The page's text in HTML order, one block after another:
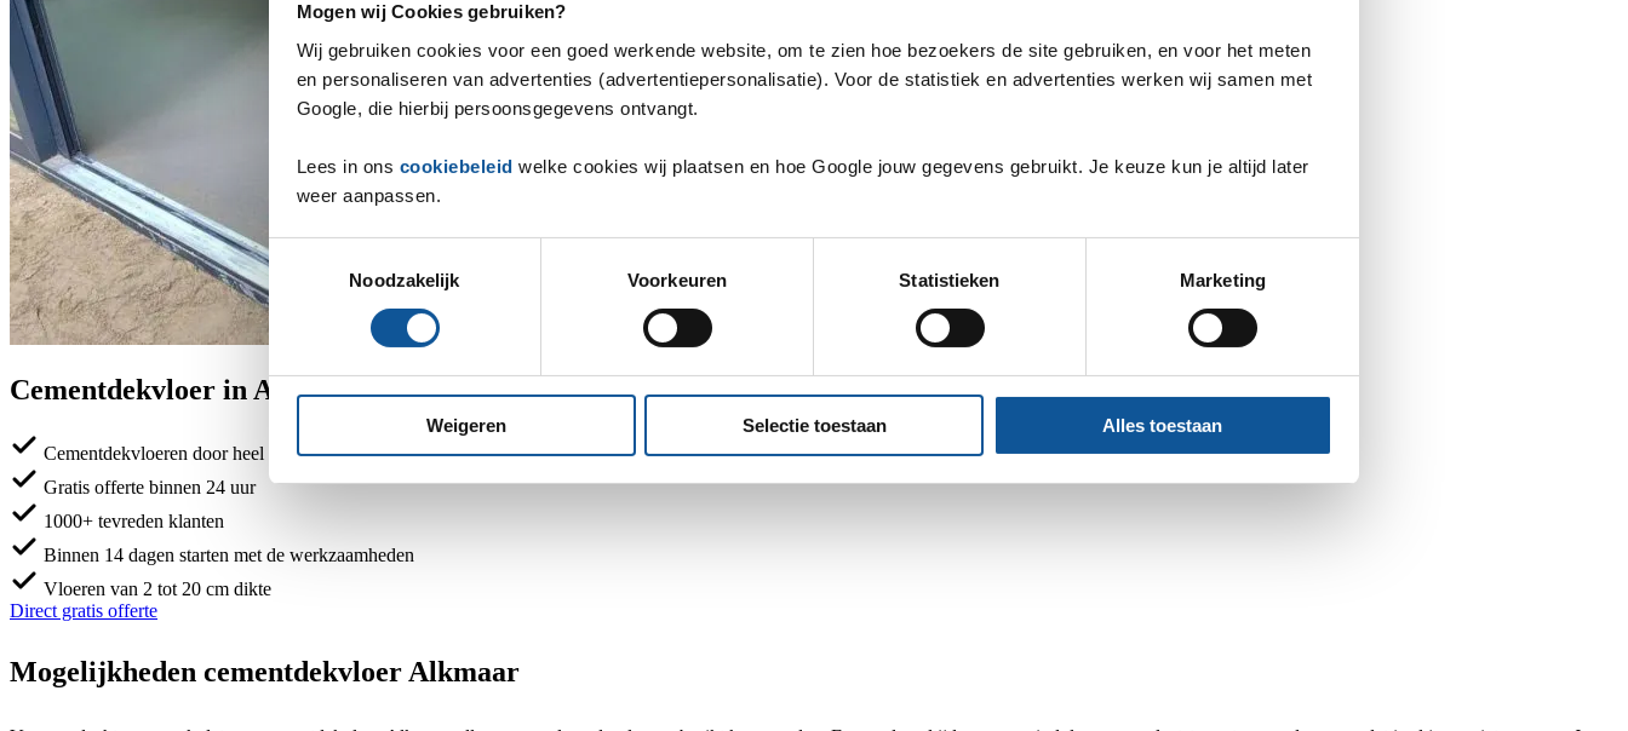
Mogen wij Cookies gebruiken?
Wij gebruiken cookies voor een goed werkende website, om te zien hoe bezoekers de site gebruiken, en voor het meten
en personaliseren van advertenties (advertentiepersonalisatie). Voor de statistiek en advertenties werken wij samen met
Google, die hierbij persoonsgegevens ontvangt.
Lees in ons cookiebeleid welke cookies wij plaatsen en hoe Google jouw gegevens gebruikt. Je keuze kun je altijd later
weer aanpassen.
Toestemmingsselectie
Noodzakelijk
Voorkeuren Statistieken Marketing
Weigeren Selectie toestaan Alles toestaan
Cementdekvloer in Alkmaar
Cementdekvloeren door heel Nederland
Gratis offerte binnen 24 uur
1000+ tevreden klanten
Binnen 14 dagen starten met de werkzaamheden
Vloeren van 2 tot 20 cm dikte
Direct gratis offerte
Mogelijkheden cementdekvloer Alkmaar